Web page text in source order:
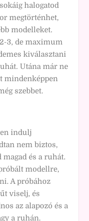
halogatod
megtörténhet,
modelleket.
3, de maximum
kiválasztani
Utána már ne
mindenképpen
szebbet.
indulj
nem biztos,
magad és a ruhát.
modellre,
A próbához
viselj, és
az alapozó és a
a ruhán.